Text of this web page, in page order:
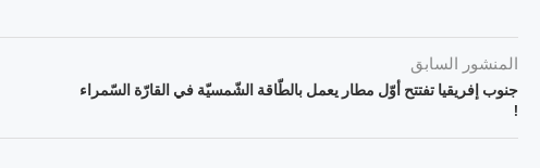
المنشور السابق
جنوب إفريقيا تفتتح أوّل مطار يعمل بالطّاقة الشّمسيّة في القارّة السّمراء
!